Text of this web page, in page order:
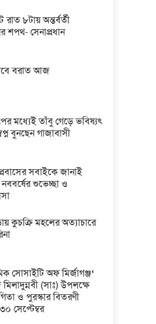
৮টায় অন্তর্বর্তী
শপথ- সেনাপ্রধান
বরাত আজ
মধ্যেই তাঁবু গেড়ে ভবিষ্যৎ
বুনছেন গাজাবাসী
সবাইকে জানাই
শুভেচ্ছা ও
কুচক্রি মহলের অত্যাচারে
সোসাইটি অফ মির্জাগঞ্জ‘
(সাঃ) উপলক্ষে
ও পুরস্কার বিতরণী
সেপ্টেম্বর